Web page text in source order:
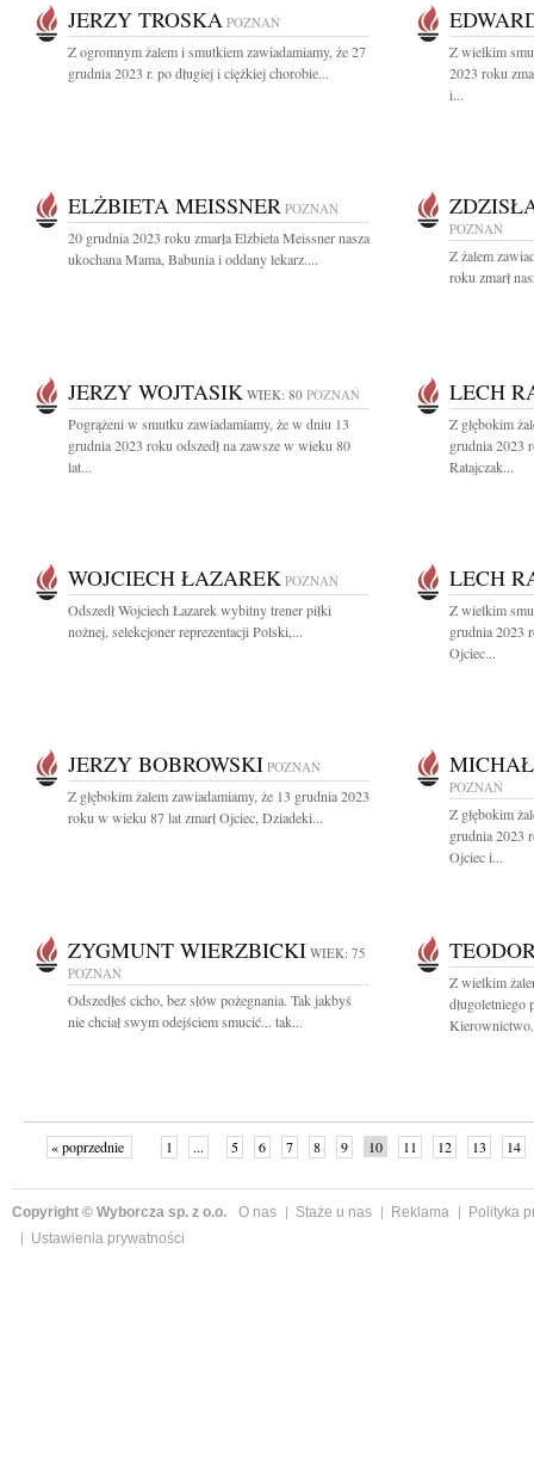
JERZY TROSKA POZNAŃ
Z ogromnym żalem i smutkiem zawiadamiamy, że 27
grudnia 2023 r. po długiej i ciężkiej chorobie...
Z wielkim
2023 roku
i...
ELŻBIETA MEISSNER POZNAŃ
20 grudnia 2023 roku zmarła Elżbieta Meissner nasza
ukochana Mama, Babunia i oddany lekarz....
POZNAŃ
Z żalem
roku zmarł
JERZY WOJTASIK WIEK: 80 POZNAŃ
Pogrążeni w smutku zawiadamiamy, że w dniu 13
grudnia 2023 roku odszedł na zawsze w wieku 80
lat...
LECH
Z głębokim
grudnia 2023
Ratajczak...
WOJCIECH ŁAZAREK POZNAŃ
Odszedł Wojciech Łazarek wybitny trener piłki
nożnej, selekcjoner reprezentacji Polski,...
LECH
Z wielkim
grudnia 2023
Ojciec...
JERZY BOBROWSKI POZNAŃ
Z głębokim żalem zawiadamiamy, że 13 grudnia 2023
roku w wieku 87 lat zmarł Ojciec, Dziadeki...
POZNAŃ
Z głębokim
grudnia 2023
Ojciec i...
ZYGMUNT WIERZBICKI WIEK: 75
POZNAŃ
Odszedłeś cicho, bez słów pożegnania. Tak jakbyś
nie chciał swym odejściem smucić... tak...
Z wielkim
długoletniego
« poprzednie 1 ... 5 6 7 8 9 10 11 12 13 14
Copyright © Wyborcza sp. z o.o. O nas Staże u nas Reklama
Polityka
Ustawienia prywatności